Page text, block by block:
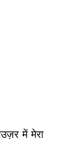
में मेरा